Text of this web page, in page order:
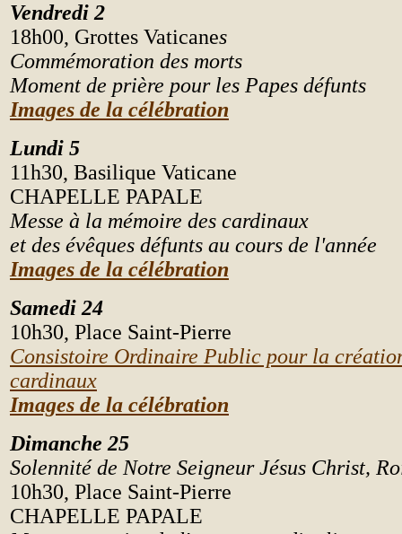
Vendredi 2
18h00, Grottes Vaticanes
Commémoration des morts
Moment de prière pour les Papes défunts
Images de la célébration
Lundi 5
11h30, Basilique Vaticane
CHAPELLE PAPALE
Messe à la mémoire des cardinaux
et des évêques défunts au cours de l'année
Images de la célébration
Samedi 24
10h30, Place Saint-Pierre
Consistoire Ordinaire Public pour la
cardinaux
Images de la célébration
Dimanche 25
Solennité de Notre Seigneur Jésus Christ,
10h30, Place Saint-Pierre
CHAPELLE PAPALE